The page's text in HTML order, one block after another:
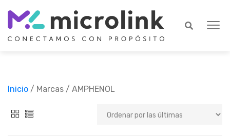
Inicio / Marcas / AMPHENOL